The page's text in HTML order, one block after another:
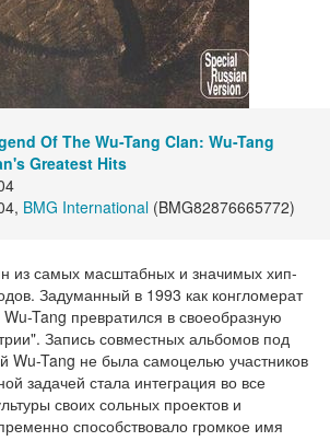
Of The Wu-Tang Clan: Wu-Tang
Greatest Hits
BMG International (BMG82876665772)
из самых масштабных и значимых хип-
Задуманный в 1993 как конгломерат
Tang превратился в своеобразную
Запись совместных альбомов под
Wu-Tang не была самоцелью участников
задачей стала интеграция во все
своих сольных проектов и
способствовало громкое имя